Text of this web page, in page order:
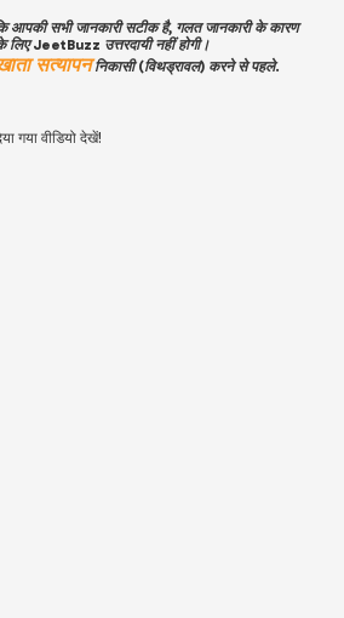
आपकी सभी जानकारी सटीक है, गलत जानकारी के कारण
लिए JeetBuzz उत्तरदायी नहीं होगी।
सत्यापननिकासी (विथड्रावल) करने से पहले.
गया वीडियो देखें!